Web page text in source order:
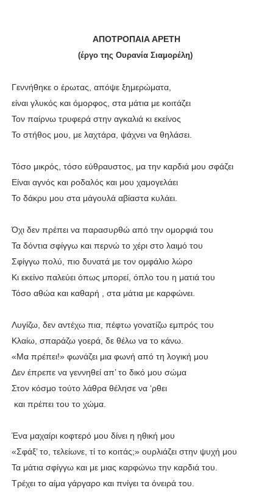
ΑΠΟΤΡΟΠΑΙΑ ΑΡΕΤΗ
(έργο της Ουρανία Σιαμορέλη)
Γεννήθηκε ο έρωτας, απόψε ξημερώματα,
είναι γλυκός και όμορφος, στα μάτια με κοιτάζει
Τον παίρνω τρυφερά στην αγκαλιά κι εκείνος
Το στήθος μου, με λαχτάρα, ψάχνει να θηλάσει.
Τόσο μικρός, τόσο εύθραυστος, μα την καρδιά μου σφάζει
Είναι αγνός και ροδαλός και μου χαμογελάει
Το δάκρυ μου στα μάγουλά αβίαστα κυλάει.
Όχι δεν πρέπει να παρασυρθώ από την ομορφιά του
Τα δόντια σφίγγω και περνώ το χέρι στο λαιμό του
Σφίγγω πολύ, πιο δυνατά με τον ομφάλιο λώρο
Κι εκείνο παλεύει όπως μπορεί, όπλο του η ματιά του
Τόσο αθώα και καθαρή , στα μάτια με καρφώνει.
Λυγίζω, δεν αντέχω πια, πέφτω γονατίζω εμπρός του
Κλαίω, σπαράζω γοερά, δε θέλω να το κάνω.
«Μα πρέπει!» φωνάζει μια φωνή από τη λογική μου
Δεν έπρεπε να γεννηθεί απ’ το δικό μου σώμα
Στον κόσμο τούτο λάθρα θέλησε να ‘ρθει
και πρέπει του το χώμα.
Ένα μαχαίρι κοφτερό μου δίνει η ηθική μου
«Σφάξ’ το, τελείωνε, τί το κοιτάς;» ουρλιάζει στην ψυχή μου
Τα μάτια σφίγγω και με μιας καρφώνω την καρδιά του.
Τρέχει το αίμα γάργαρο και πνίγει τα όνειρά του.